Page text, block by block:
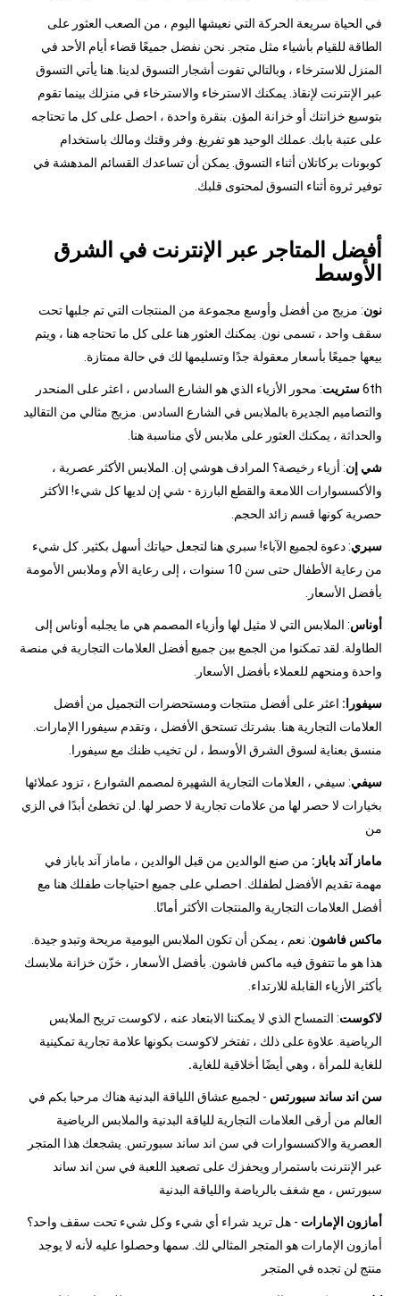
في الحياة سريعة الحركة التي نعيشها اليوم ، من الصعب العثور على
الطاقة للقيام بأشياء مثل متجر. نحن نفضل جميعًا قضاء أيام الأحد في
المنزل للاسترخاء ، وبالتالي تفوت أشجار التسوق لدينا. هنا يأتي التسوق
عبر الإنترنت لإنقاذ. يمكنك الاسترخاء والاسترخاء في منزلك بينما تقوم
بتوسيع خزانتك أو خزانة المؤن. بنقرة واحدة ، احصل على كل ما تحتاجه
على عتبة بابك. عملك الوحيد هو تفريغ. وفر وقتك ومالك باستخدام
كوبونات بركاتلان أثناء التسوق. يمكن أن تساعدك القسائم المدهشة في
توفير ثروة أثناء التسوق لمحتوى قلبك.
أفضل المتاجر عبر الإنترنت في الشرق
الأوسط
نون: مزيج من أفضل وأوسع مجموعة من المنتجات التي تم جلبها تحت
سقف واحد ، تسمى نون. يمكنك العثور هنا على كل ما تحتاجه هنا ، ويتم
بيعها جميعًا بأسعار معقولة جدًا وتسليمها لك في حالة ممتازة.
6thستريت: محور الأزياء الذي هو الشارع السادس ، اعثر على المنحدر
والتصاميم الجديرة بالملابس في الشارع السادس. مزيج مثالي من التقاليد
والحداثة ، يمكنك العثور على ملابس لأي مناسبة هنا.
شي إن: أزياء رخيصة؟ المرادف هوشي إن. الملابس الأكثر عصرية ،
والأكسسوارات اللامعة والقطع البارزة - شي إن لديها كل شيء! الأكثر
حصرية كونها قسم زائد الحجم.
سبري: دعوة لجميع الآباء! سبري هنا لتجعل حياتك أسهل بكثير. كل شيء
من رعاية الأطفال حتى سن 10 سنوات ، إلى رعاية الأم وملابس الأمومة
بأفضل الأسعار.
أوناس: الملابس التي لا مثيل لها وأزياء المصمم هي ما يجلبه أوناس إلى
الطاولة. لقد تمكنوا من الجمع بين جميع أفضل العلامات التجارية في منصة
واحدة ومنحهم للعملاء بأفضل الأسعار.
سيفورا: اعثر على أفضل منتجات ومستحضرات التجميل من أفضل
العلامات التجارية هنا. بشرتك تستحق الأفضل ، وتقدم سيفورا الإمارات.
منسق بعناية لسوق الشرق الأوسط ، لن تخيب ظنك مع سيفورا.
سيفي: سيفي ، العلامات التجارية الشهيرة لمصمم الشوارع ، تزود عملائها
بخيارات لا حصر لها من علامات تجارية لا حصر لها. لن تخطئ أبدًا في الزي
من
ماماز آند باباز: من صنع الوالدين من قبل الوالدين ، ماماز آند باباز في
مهمة تقديم الأفضل لطفلك. احصلي على جميع احتياجات طفلك هنا مع
أفضل العلامات التجارية والمنتجات الأكثر أمانًا.
ماكس فاشون: نعم ، يمكن أن تكون الملابس اليومية مريحة وتبدو جيدة.
هذا هو ما تتفوق فيه ماكس فاشون. بأفضل الأسعار ، خزّن خزانة ملابسك
بأكثر الأزياء القابلة للارتداء.
لاكوست: التمساح الذي لا يمكننا الابتعاد عنه ، لاكوست تريح الملابس
الرياضية. علاوة على ذلك ، تفتخر لاكوست بكونها علامة تجارية تمكينية
للغاية للمرأة ، وهي أيضًا أخلاقية للغاية.
سن اند ساند سبورتس - لجميع عشاق اللياقة البدنية هناك مرحبا بكم في
العالم من أرقى العلامات التجارية للياقة البدنية والملابس الرياضية
العصرية والاكسسوارات في سن اند ساند سبورتس. يشجعك هذا المتجر
عبر الإنترنت باستمرار ويحفزك على تصعيد اللعبة في سن اند ساند
سبورتس ، مع شغف بالرياضة واللياقة البدنية
أمازون الإمارات - هل تريد شراء أي شيء وكل شيء تحت سقف واحد؟
أمازون الإمارات هو المتجر المثالي لك. سمها وحصلوا عليه لأنه لا يوجد
منتج لن تجده في المتجر